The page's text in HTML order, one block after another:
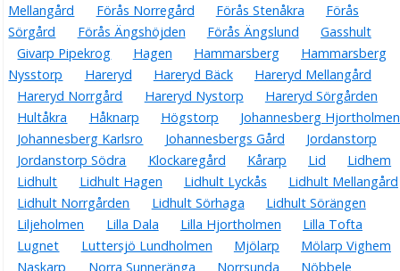
Mellangård
Förås Norregård Förås Stenåkra
Förås
Sörgård
Förås Ängshöjden Förås Ängslund
Gasshult
Givarp Pipekrog
Hagen Hammarsberg
Hammarsberg
Nysstorp
Hareryd Hareryd Bäck
Hareryd Mellangård
Hareryd Norrgård
Hareryd Nystorp
Hareryd Sörgården
Hultåkra
Håknarp Högstorp
Johannesberg Hjortholmen
Johannesberg Karlsro
Johannesbergs Gård
Jordanstorp
Jordanstorp Södra
Klockaregård Kårarp Lid
Lidhem
Lidhult
Lidhult Hagen Lidhult Lyckås
Lidhult Mellangård
Lidhult Norrgården
Lidhult Sörhaga
Lidhult Sörängen
Liljeholmen
Lilla Dala Lilla Hjortholmen
Lilla Tofta
Lugnet
Luttersjö Lundholmen Mjölarp
Mölarp Vighem
Naskarp
Norra Sunneränga Norrsunda
Nöbbele